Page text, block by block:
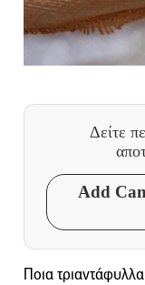
Δείτε
Add
Ποια